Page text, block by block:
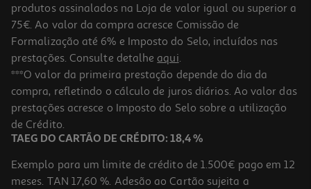
Adaptador Usb Wi-Fi Tp-Link Ac 600mhz Archer-T2u-Nano
14.99 €/un
14,99 €
produtos assinalados na Loja de valor igual ou superior a
75€. Ao valor da compra acresce Comissão de
Formalização até 6% e Imposto do Selo, incluídos nas
prestações. Consulte detalhe aqui.
***O valor da primeira prestação depende do dia da
compra, refletindo o cálculo de juros diários. Ao valor das
prestações acresce o Imposto do Selo sobre a utilização
de Crédito.
TAEG DO CARTÃO DE CRÉDITO: 18,4 %
Exemplo para um limite de crédito de 1.500€ pago em 12
meses. TAN 17,60 %. Adesão ao Cartão sujeita a